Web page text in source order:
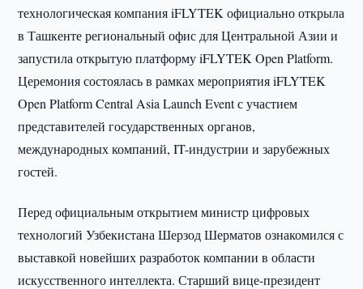
технологическая компания iFLYTEK официально открыла
в Ташкенте региональный офис для Центральной Азии и
запустила открытую платформу iFLYTEK Open Platform.
Церемония состоялась в рамках мероприятия iFLYTEK
Open Platform Central Asia Launch Event с участием
представителей государственных органов,
международных компаний, IT-индустрии и зарубежных
гостей.
Перед официальным открытием министр цифровых
технологий Узбекистана Шерзод Шерматов ознакомился с
выставкой новейших разработок компании в области
искусственного интеллекта. Старший вице-президент